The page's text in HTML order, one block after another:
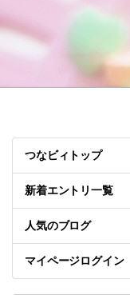
つなビィトップ
新着エントリ一覧
人気のブログ
マイページログイン